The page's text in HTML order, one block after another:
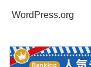
WordPress.org